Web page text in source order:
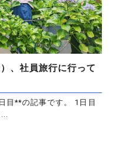
、社員旅行に行って
目**の記事です。 1日目